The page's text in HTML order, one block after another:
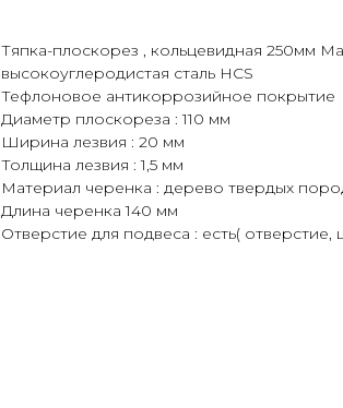
Тяпка-плоскорез , кольцевидная 250мм
высокоуглеродистая сталь HCS
Тефлоновое антикоррозийное покрытие
Диаметр плоскореза : 110 мм
Ширина лезвия : 20 мм
Толщина лезвия : 1,5 мм
Материал черенка : дерево твердых
Длина черенка 140 мм
Отверстие для подвеса : есть( отверстие,